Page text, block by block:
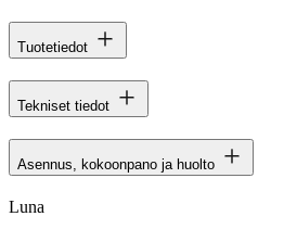
Tuotetiedot
Tekniset tiedot
Asennus, kokoonpano ja huolto
Luna